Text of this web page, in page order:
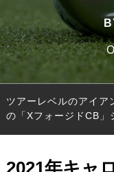
ツアーレベルのアイア
の「XフォージドCB」
2021年キャ
Golf News ゴルフ
REVIEWS 製品レビ
FAIRWAY WOODS
HYBRIDS ハイブリ
IRONS アイアン